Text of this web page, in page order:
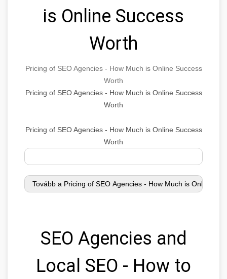
is Online Success
Worth
Pricing of SEO Agencies - How Much is Online Success
Worth
Pricing of SEO Agencies - How Much is Online Success
Worth
Pricing of SEO Agencies - How Much is Online Success
Worth
SEO Agencies and
Local SEO - How to